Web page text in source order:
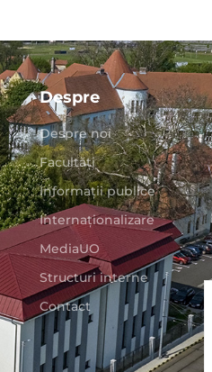
Despre
Despre noi
Facultăți
Informații publice
Internaționalizare
MediaUO
Structuri interne
Contact